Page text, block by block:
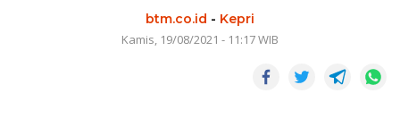
btm.co.id - Kepri
Kamis, 19/08/2021 - 11:17 WIB